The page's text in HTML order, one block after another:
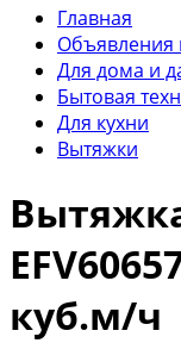
Главная
Объявления
Для дома и
Бытовая
Для кухни
Вытяжки
куб.м/ч